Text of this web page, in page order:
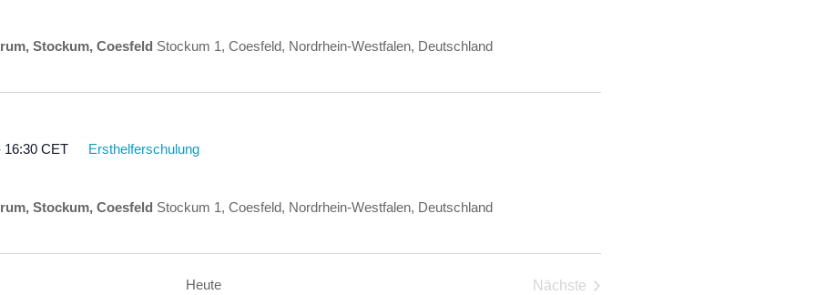
Stockum, Coesfeld Stockum 1, Coesfeld, Nordrhein-Westfalen, Deutschland
16:30 CET Ersthelferschulung
Stockum, Coesfeld Stockum 1, Coesfeld, Nordrhein-Westfalen, Deutschland
Heute
Nächste